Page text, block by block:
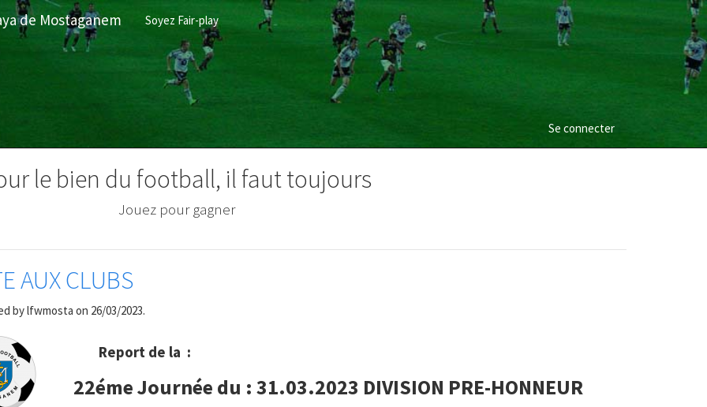
de Mostaganem Soyez Fair-play
Se connecter
le bien du football, il faut toujours
Jouer avec sportivité
AUX CLUBS
bylfwmosta on 26/03/2023.
Report de la :
22éme Journée du : 31.03.2023 DIVISION PRE-HONNEUR